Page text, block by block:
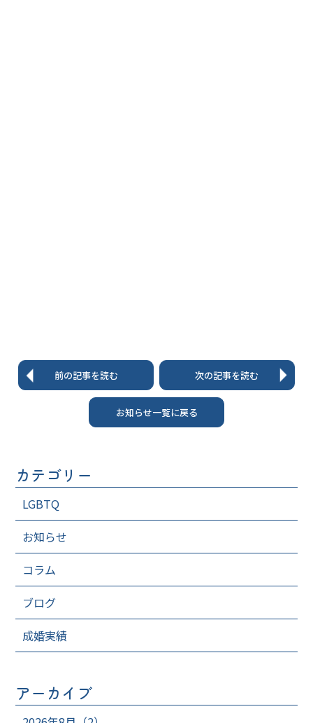
前の記事を読む
お知らせ一覧に戻る
次の記事を読む
カテゴリー
LGBTQ
お知らせ
コラム
ブログ
成婚実績
アーカイブ